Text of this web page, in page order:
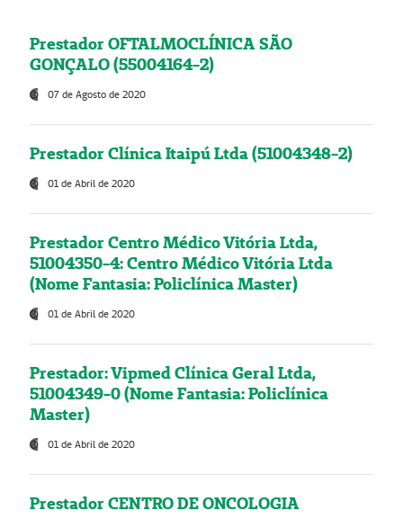
Prestador OFTALMOCLÍNICA SÃO
GONÇALO (55004164-2)
07 de Agosto de 2020
Prestador Clínica Itaipú Ltda (51004348-2)
01 de Abril de 2020
Prestador Centro Médico Vitória Ltda,
51004350-4: Centro Médico Vitória Ltda
(Nome Fantasia: Policlínica Master)
01 de Abril de 2020
Prestador: Vipmed Clínica Geral Ltda,
51004349-0 (Nome Fantasia: Policlínica
Master)
01 de Abril de 2020
Prestador CENTRO DE ONCOLOGIA